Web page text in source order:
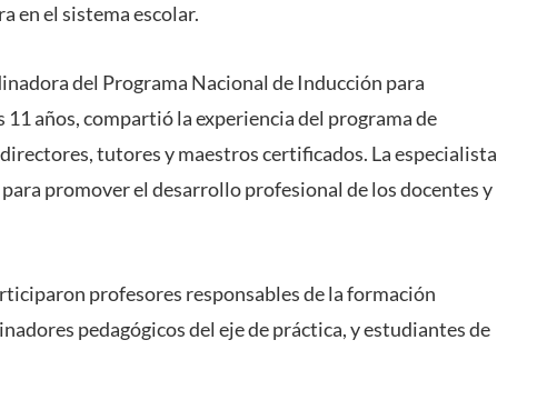
en el sistema escolar.
del Programa Nacional de Inducción para
años, compartió la experiencia del programa de
tutores y maestros certificados. La especialista
promover el desarrollo profesional de los docentes y
profesores responsables de la formación
pedagógicos del eje de práctica, y estudiantes de